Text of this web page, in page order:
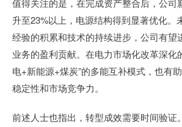
值得关注的是，在完成资产整合后，公司
升至23%以上，电源结构得到显著优化。
经验的积累和技术的持续进步，公司有望
业务的盈利贡献。在电力市场化改革深化
电+新能源+煤炭”的多能互补模式，也有
稳定性和市场竞争力。
前述人士也指出，转型成效需要时间验证